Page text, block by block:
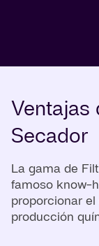
Ventajas
Secador
La gama de
famoso know-
proporcionar
producción